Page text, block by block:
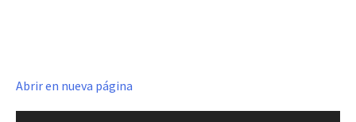
Abrir en nueva página